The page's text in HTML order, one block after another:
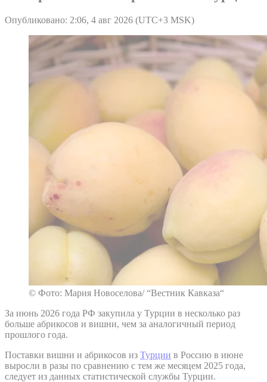
Опубликовано: 2:06, 4 авг 2026 (UTC+3 MSK)
© Фото: Мария Новоселова/ “Вестник Кавказа“
За июнь 2026 года РФ закупила у Турции в несколько раз
больше абрикосов и вишни, чем за аналогичный период
прошлого года.
Поставки вишни и абрикосов из Турции в Россию в июне
выросли в разы по сравнению с тем же месяцем 2025 года,
следует из данных статистической службы Турции.